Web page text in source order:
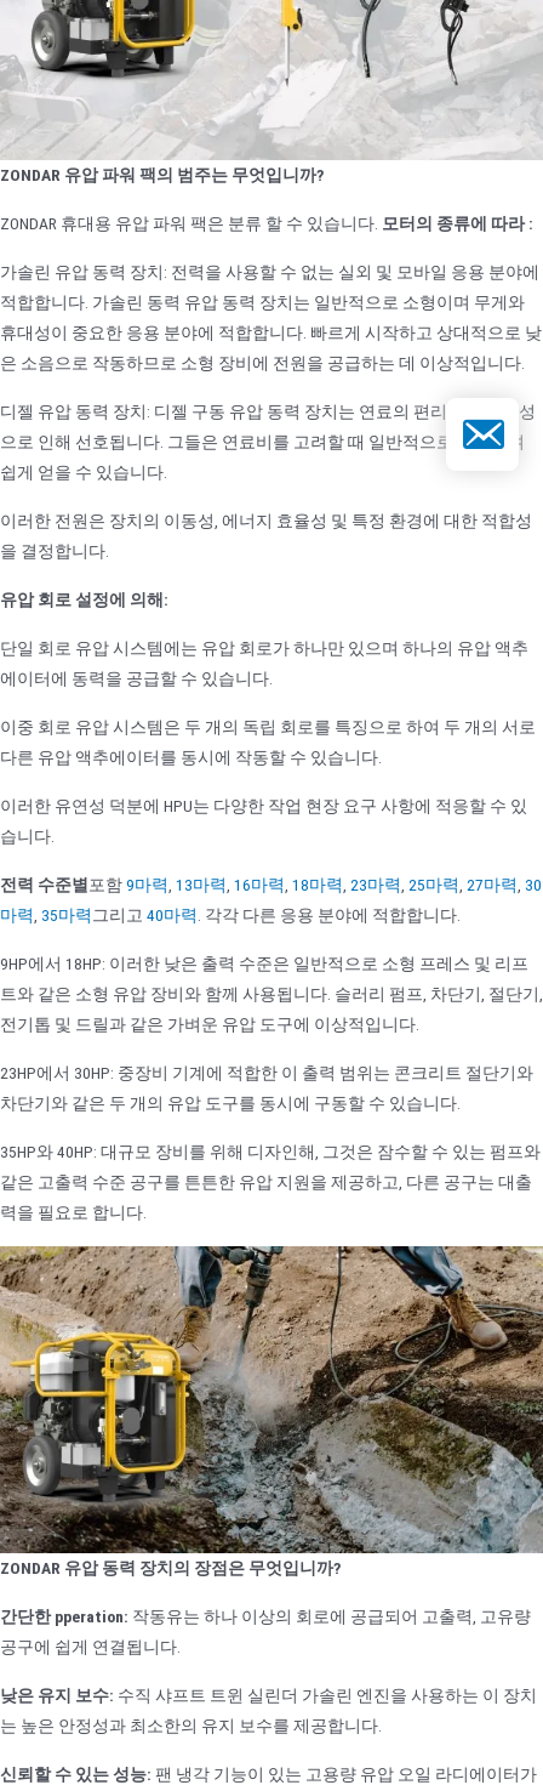
ZONDAR 유압 파워 팩의 범주는 무엇입니까?
ZONDAR 휴대용 유압 파워 팩은 분류 할 수 있습니다. 모터의 종류에 따라 :
가솔린 유압 동력 장치: 전력을 사용할 수 없는 실외 및 모바일 응용 분야에
적합합니다. 가솔린 동력 유압 동력 장치는 일반적으로 소형이며 무게와
휴대성이 중요한 응용 분야에 적합합니다. 빠르게 시작하고 상대적으로 낮
은 소음으로 작동하므로 소형 장비에 전원을 공급하는 데 이상적입니다.
디젤 유압 동력 장치: 디젤 구동 유압 동력 장치는 연료의 편리함과 효율성
으로 인해 선호됩니다. 그들은 연료비를 고려할 때 일반적으로 사용되며
쉽게 얻을 수 있습니다.
이러한 전원은 장치의 이동성, 에너지 효율성 및 특정 환경에 대한 적합성
을 결정합니다.
유압 회로 설정에 의해:
단일 회로 유압 시스템에는 유압 회로가 하나만 있으며 하나의 유압 액추
에이터에 동력을 공급할 수 있습니다.
이중 회로 유압 시스템은 두 개의 독립 회로를 특징으로 하여 두 개의 서로
다른 유압 액추에이터를 동시에 작동할 수 있습니다.
이러한 유연성 덕분에 HPU는 다양한 작업 현장 요구 사항에 적응할 수 있
습니다.
전력 수준별포함9마력, 13마력, 16마력, 18마력, 23마력, 25마력, 27마력, 30
마력, 35마력그리고 40마력. 각각 다른 응용 분야에 적합합니다.
9HP에서 18HP: 이러한 낮은 출력 수준은 일반적으로 소형 프레스 및 리프
트와 같은 소형 유압 장비와 함께 사용됩니다. 슬러리 펌프, 차단기, 절단기,
전기톱 및 드릴과 같은 가벼운 유압 도구에 이상적입니다.
23HP에서 30HP: 중장비 기계에 적합한 이 출력 범위는 콘크리트 절단기와
차단기와 같은 두 개의 유압 도구를 동시에 구동할 수 있습니다.
35HP와 40HP: 대규모 장비를 위해 디자인해, 그것은 잠수할 수 있는 펌프와
같은 고출력 수준 공구를 튼튼한 유압 지원을 제공하고, 다른 공구는 대출
력을 필요로 합니다.
ZONDAR 유압 동력 장치의 장점은 무엇입니까?
간단한 pperation: 작동유는 하나 이상의 회로에 공급되어 고출력, 고유량
공구에 쉽게 연결됩니다.
낮은 유지 보수: 수직 샤프트 트윈 실린더 가솔린 엔진을 사용하는 이 장치
는 높은 안정성과 최소한의 유지 보수를 제공합니다.
신뢰할 수 있는 성능: 팬 냉각 기능이 있는 고용량 유압 오일 라디에이터가
이메일